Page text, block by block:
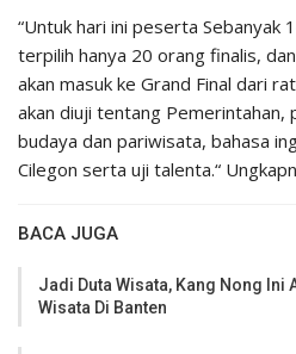
“Untuk hari ini peserta Sebanyak
terpilih hanya 20 orang finalis,
akan masuk ke Grand Final dari
akan diuji tentang Pemerintahan,
budaya dan pariwisata, bahasa
Cilegon serta uji talenta.“
BACA JUGA
Jadi Duta Wisata, Kang Nong Ini
Wisata Di Banten